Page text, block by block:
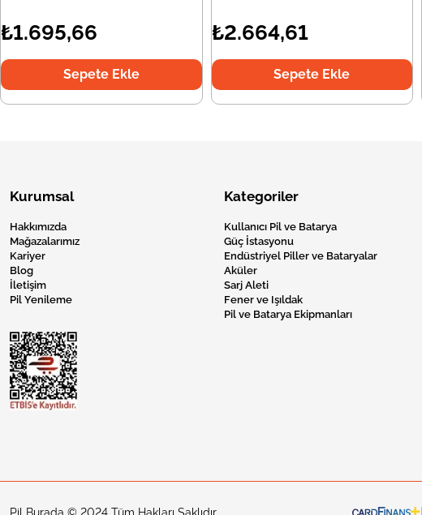
₺1.695,66
Sepete Ekle
₺2.664,61
Sepete Ekle
Kurumsal
Hakkımızda
Mağazalarımız
Kariyer
Blog
İletişim
Pil Yenileme
Kategoriler
Kullanıcı Pil ve Batarya
Güç İstasyonu
Endüstriyel Piller ve Bataryalar
Aküler
Sarj Aleti
Fener ve Işıldak
Pil ve Batarya Ekipmanları